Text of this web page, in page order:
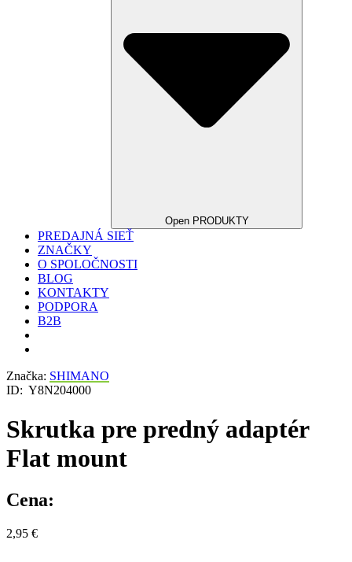
Open PRODUKTY
PREDAJNÁ SIEŤ
ZNAČKY
O SPOLOČNOSTI
BLOG
KONTAKTY
PODPORA
B2B
Značka: SHIMANO
ID: Y8N204000
Skrutka pre predný adaptér
Flat mount
Cena:
2,95 €